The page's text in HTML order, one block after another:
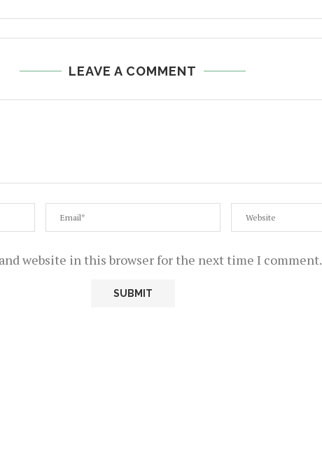
LEAVE A COMMENT
website in this browser for the next time I comment.